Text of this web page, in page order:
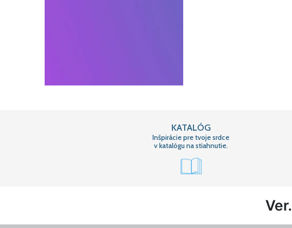
KATALÓG
Inšpirácie pre tvoje srdce
v katalógu na stiahnutie.